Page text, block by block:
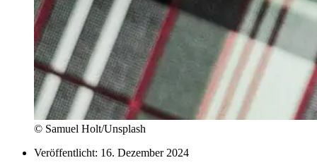
© Samuel Holt/Unsplash
Veröffentlicht: 16. Dezember 2024